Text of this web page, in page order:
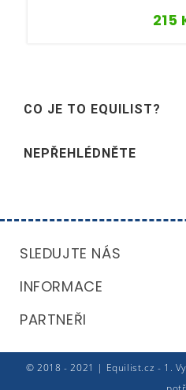
215
CO JE TO EQUILIST?
NEPŘEHLÉDNĚTE
SLEDUJTE NÁS
INFORMACE
PARTNEŘI
© 2018 - 2021 | Equilist.cz - 1.